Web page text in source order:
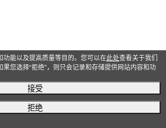
功能以及提高质量等目的。您可以在此处查看关于我们
您选择“拒绝”，则只会记录和存储提供网站内容和功
接受
拒绝